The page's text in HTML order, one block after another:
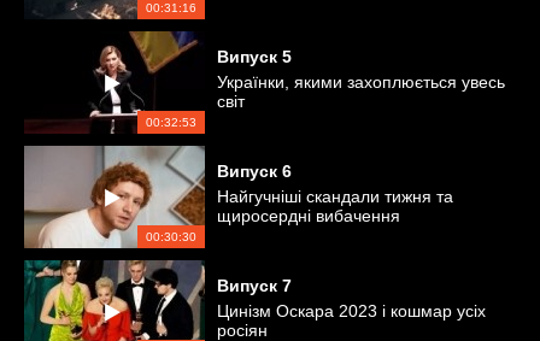
00:31:16
00:32:53
Випуск 5
Українки, якими захоплюється увесь
світ
00:30:30
Випуск 6
Найгучніші скандали тижня та
щиросердні вибачення
Випуск 7
Цинізм Оскара 2023 і кошмар усіх
росіян